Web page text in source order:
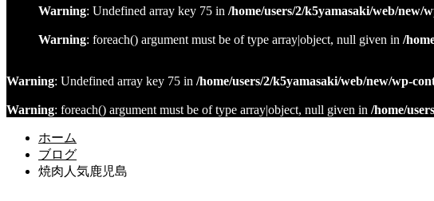
Warning: Undefined array key 75 in /home/users/2/k5yamasaki/web/new/
Warning: foreach() argument must be of type array|object, null given in /
Warning: Undefined array key 75 in /home/users/2/k5yamasaki/web/new/wp-
Warning: foreach() argument must be of type array|object, null given in /home/
ホーム
ブログ
焼肉人気鹿児島